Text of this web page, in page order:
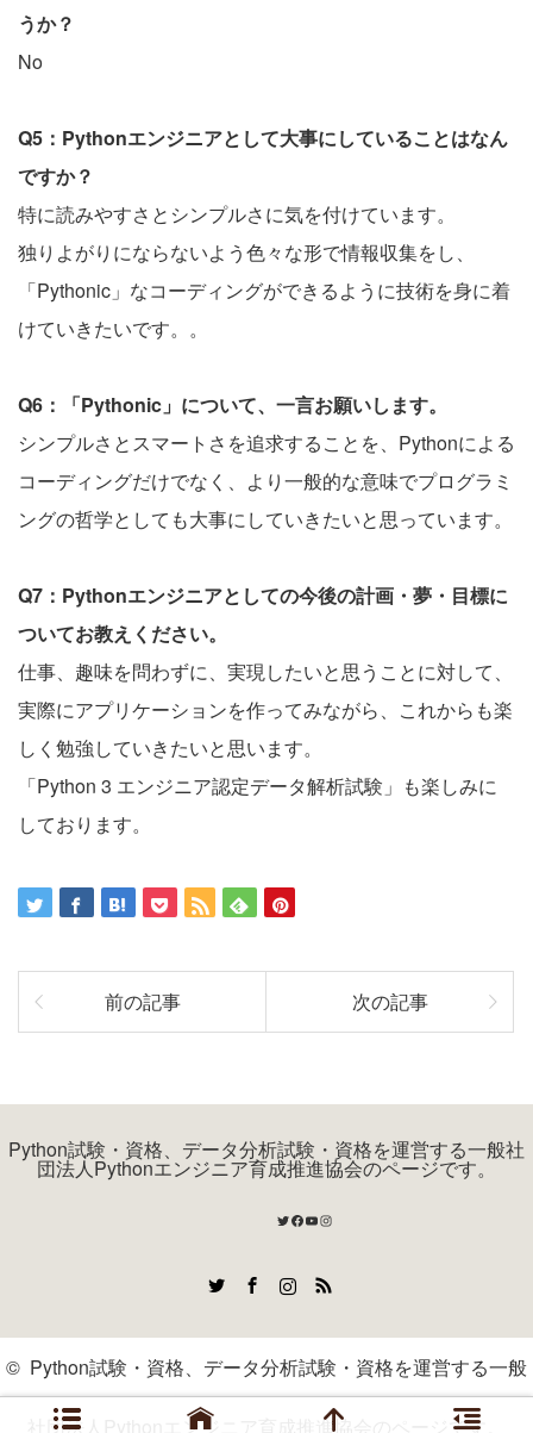
うか？
No
Q5：Pythonエンジニアとして大事にしていることはなん
ですか？
特に読みやすさとシンプルさに気を付けています。
独りよがりにならないよう色々な形で情報収集をし、
「Pythonic」なコーディングができるように技術を身に着
けていきたいです。。
Q6：「Pythonic」について、一言お願いします。
シンプルさとスマートさを追求することを、Pythonによる
コーディングだけでなく、より一般的な意味でプログラミ
ングの哲学としても大事にしていきたいと思っています。
Q7：Pythonエンジニアとしての今後の計画・夢・目標に
ついてお教えください。
仕事、趣味を問わずに、実現したいと思うことに対して、
実際にアプリケーションを作ってみながら、これからも楽
しく勉強していきたいと思います。
「Python 3 エンジニア認定データ解析試験」も楽しみに
しております。
前の記事 次の記事
Python試験・資格、データ分析試験・資格を運営する一般社
団法人Pythonエンジニア育成推進協会のページです。
Twitter
Facebook
YouTube
Instagram
RSS
© Python試験・資格、データ分析試験・資格を運営する一般
社団法人Pythonエンジニア育成推進協会のページです。